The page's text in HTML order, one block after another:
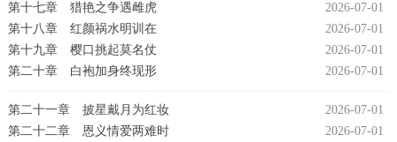
2026-07-01
第十七章 猎艳之争遇雌虎
2026-07-01
第十八章 红颜祸水明训在
2026-07-01
第十九章 樱口挑起莫名仗
2026-07-01
第二十章 白袍加身终现形
2026-07-01
第二十一章 披星戴月为红妆
2026-07-01
第二十二章 恩义情爱两难时